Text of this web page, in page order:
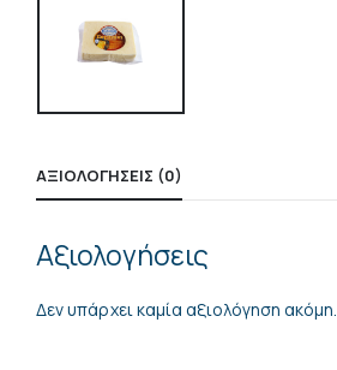
ΑΞΙΟΛΟΓΉΣΕΙΣ (0)
Αξιολογήσεις
Δεν υπάρχει καμία αξιολόγηση ακόμη.